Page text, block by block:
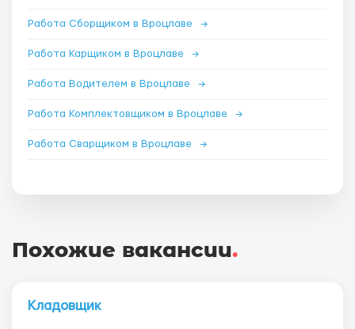
Работа Сборщиком в Вроцлаве →
Работа Карщиком в Вроцлаве →
Работа Водителем в Вроцлаве →
Работа Комплектовщиком в Вроцлаве →
Работа Сварщиком в Вроцлаве →
Похожие вакансии.
Кладовщик